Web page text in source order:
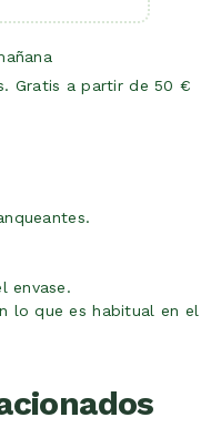
Gratis a partir de 50 €
envase.
lo que es habitual en el